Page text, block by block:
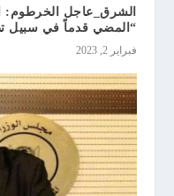
الشرق_عاجل الخرطوم:
“المضي قدماً في سبيل
فبراير 2, 2023